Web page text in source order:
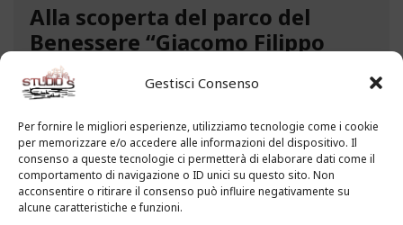
Gestisci Consenso
Per fornire le migliori esperienze, utilizziamo tecnologie come i cookie
per memorizzare e/o accedere alle informazioni del dispositivo. Il
consenso a queste tecnologie ci permetterà di elaborare dati come il
comportamento di navigazione o ID unici su questo sito. Non
acconsentire o ritirare il consenso può influire negativamente su
alcune caratteristiche e funzioni.
Alla scoperta del parco del
Benessere “Giacomo Filippo
Novaro” a Costarainera
A pochi passi dal mare, un angolo verde di
paradiso affascina i visitatori. Stiamo parlando del
Parco del Benessere “Giacomo Filippo Novaro” di
Costarainera nella Riviera dei Fiori. Un tempo
parco degli ex ospedali Novaro e...